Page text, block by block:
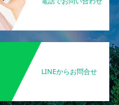
LINEからお問合せ